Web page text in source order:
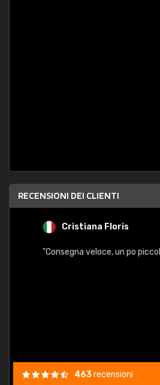
RECENSIONI DEI CLIENTI
Cristiana Floris
"Consegna veloce, un po
463recensioni